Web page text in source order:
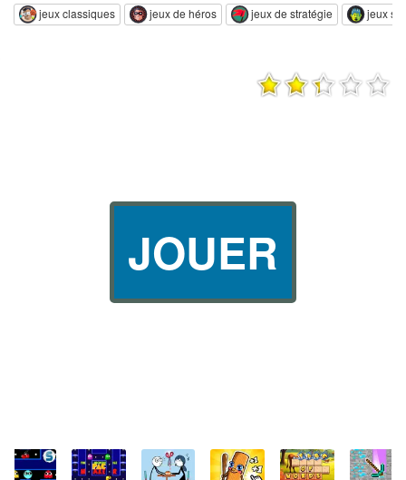
jeux classiques jeux de héros jeux de stratégie jeux
JOUER